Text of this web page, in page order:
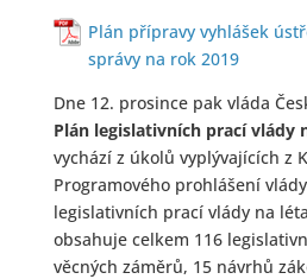
Plán přípravy vyhlášek
správy na rok 2019
Dne 12. prosince pak vláda
Plán legislativních prací vlády
vychází z úkolů vyplývajících z
Programového prohlášení
legislativních prací vlády na
obsahuje celkem 116
věcných záměrů, 15 návrhů